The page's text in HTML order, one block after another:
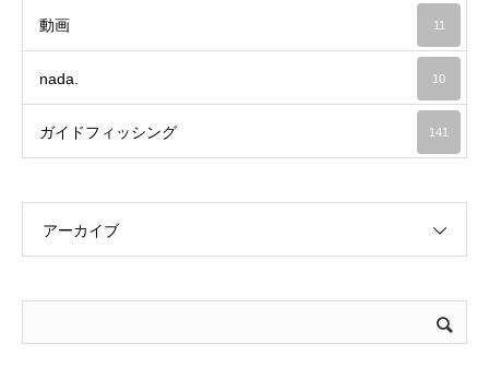
動画 11
nada. 10
ガイドフィッシング 141
アーカイブ